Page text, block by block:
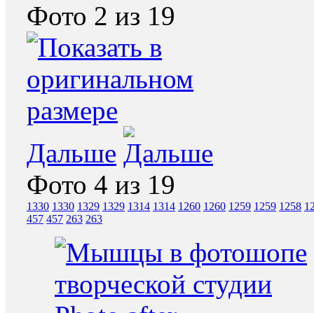
Фото 2 из 19
Дальше
Фото 4 из 19
1330 1330 1329 1329 1314 1314 1260 1260 1259 1259 1258
457 457 263 263